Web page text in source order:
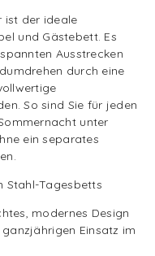
ist der ideale
und Gästebett. Es
Ausstrecken
durch eine
So sind Sie für jeden
unter
ein separates
Stahl-Tagesbetts
modernes Design
Einsatz im